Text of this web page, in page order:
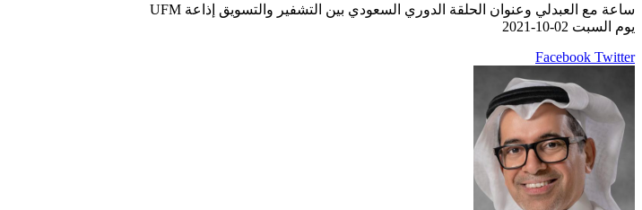
ساعة مع العبدلي وعنوان الحلقة الدوري السعودي بين التشفير والتسويق إذاعة UFM
يوم السبت 02-10-2021
Facebook Twitter
LinkedIn
Pinterest
مشاركة
عبر
البريد
طباعة